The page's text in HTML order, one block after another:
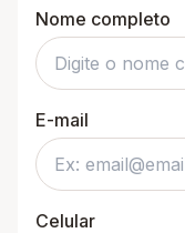
Nome completo
E-mail
Celular